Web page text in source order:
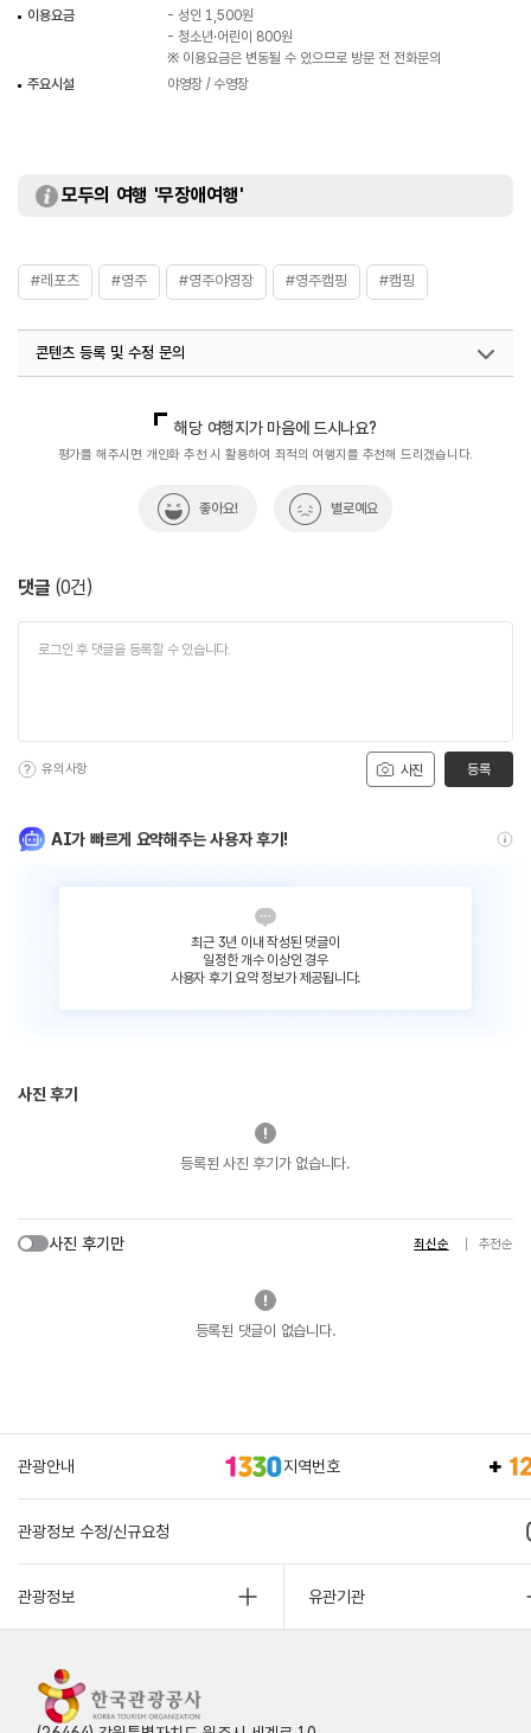
이용요금
- 성인 1,500원
- 청소년·어린이 800원
※ 이용요금은 변동될 수 있으므로 방문 전 전화문의
주요시설
야영장 / 수영장
모두의 여행 '무장애여행'
#레포츠 #영주 #영주야영장 #영주캠핑 #캠핑
콘텐츠 등록 및 수정 문의
해당 여행지가 마음에 드시나요?
평가를 해주시면 개인화 추천 시 활용하여 최적의 여행지를 추천해 드리겠습니다.
좋아요! 별로예요
댓글 (0건)
사진
유의사항 등록
AI가 빠르게 요약해주는 사용자 후기!
최근 3년 이내 작성된 댓글이
일정한 개수 이상인 경우
사용자 후기 요약 정보가 제공됩니다.
사진 후기
등록된 사진 후기가 없습니다.
사진 후기만 최신순 추천순
등록된 댓글이 없습니다.
관광안내 지역번호
관광정보 수정/신규요청
관광정보 유관기관